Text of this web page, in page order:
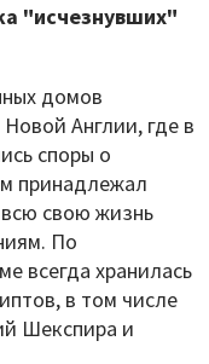
"исчезнувших"
домов
Англии, где в
споры о
принадлежал
всю свою жизнь
По
всегда хранилась
в том числе
Шекспира и